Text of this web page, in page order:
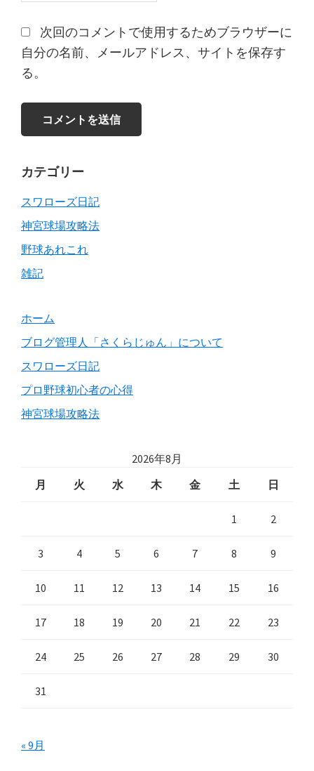
次回のコメントで使用するためブラウザーに
自分の名前、メールアドレス、サイトを保存す
る。
Primary
Sidebar
カテゴリー
スワローズ日記
神宮球場攻略法
野球あれこれ
雑記
ホーム
ブログ管理人「さくらじゅん」について
スワローズ日記
プロ野球初心者の心得
神宮球場攻略法
2026年8月
月
火 水 木 金 土 日
1 2
3 4 5 6 7 8 9
10 11 12 13 14 15 16
17 18 19 20 21 22 23
24 25 26 27 28 29 30
31
« 9月